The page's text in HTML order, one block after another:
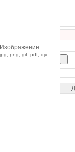
Изображение
jpg, png, gif, pdf, djv